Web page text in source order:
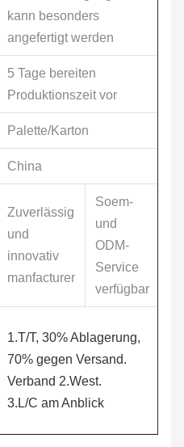
kann besonders
angefertigt werden
5 Tage bereiten
Produktionszeit vor
Palette/Karton
China
Zuverlässig
und
innovativ
manfacturer
Soem-
und
ODM-
Service
verfügbar
1.T/T, 30% Ablagerung,
70% gegen Versand.
Verband 2.West.
3.L/C am Anblick